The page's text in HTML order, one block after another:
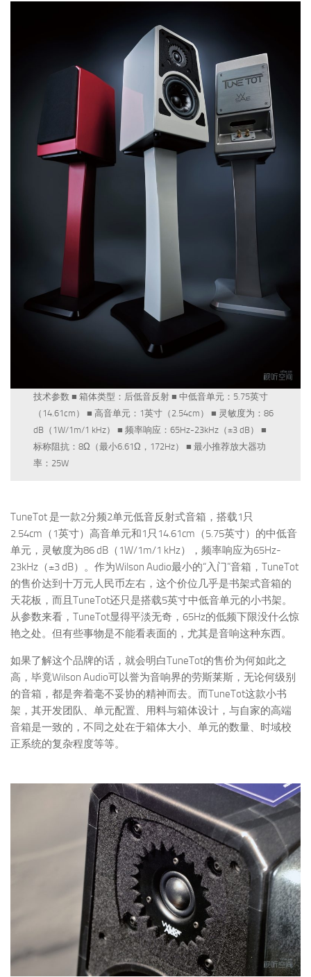
技术参数 ■ 箱体类型：后低音反射 ■ 中低音单元：5.75英寸
（14.61cm） ■ 高音单元：1英寸（2.54cm） ■ 灵敏度为：86
dB（1W/1m/1 kHz） ■ 频率响应：65Hz-23kHz（±3 dB） ■
标称阻抗：8Ω（最小6.61Ω，172Hz） ■ 最小推荐放大器功
率：25W
TuneTot 是一款2分频2单元低音反射式音箱，搭载1只
2.54cm（1英寸）高音单元和1只14.61cm（5.75英寸）的中低音
单元，灵敏度为86 dB（1W/1m/1 kHz），频率响应为65Hz-
23kHz（±3 dB）。作为Wilson Audio最小的“入门”音箱，TuneTot
的售价达到十万元人民币左右，这个价位几乎是书架式音箱的
天花板，而且TuneTot还只是搭载5英寸中低音单元的小书架。
从参数来看，TuneTot显得平淡无奇，65Hz的低频下限没什么惊
艳之处。但有些事物是不能看表面的，尤其是音响这种东西。
如果了解这个品牌的话，就会明白TuneTot的售价为何如此之
高，毕竟Wilson Audio可以誉为音响界的劳斯莱斯，无论何级别
的音箱，都是奔着毫不妥协的精神而去。而TuneTot这款小书
架，其开发团队、单元配置、用料与箱体设计，与自家的高端
音箱是一致的，不同之处在于箱体大小、单元的数量、时域校
正系统的复杂程度等等。